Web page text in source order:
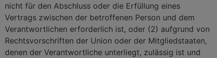
nicht für den Abschluss oder die Erfüllung eines
Vertrags zwischen der betroffenen Person und dem
Verantwortlichen erforderlich ist, oder (2) aufgrund von
Rechtsvorschriften der Union oder der Mitgliedstaaten,
denen der Verantwortliche unterliegt, zulässig ist und